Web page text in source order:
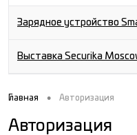
Зарядное устройство
Выставка Securika
Главная • Авторизация
Авторизация